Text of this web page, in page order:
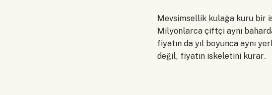
Mevsimsellik kulağa kuru bir
Milyonlarca çiftçi aynı
fiyatın da yıl boyunca aynı
değil, fiyatın iskeletini kurar.